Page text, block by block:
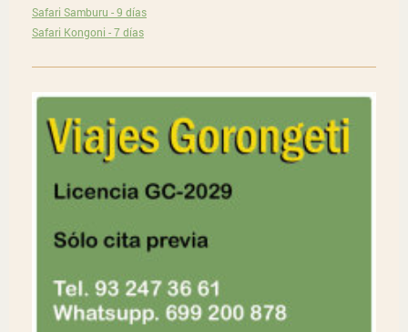
Safari Samburu - 9 días
Safari Kongoni - 7 días